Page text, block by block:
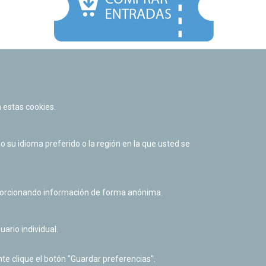
Política de cookies
Derecho de acceso a información pública
cookies.
su idioma preferido o la región en la que usted se
información de forma anónima.
individual.
clique el botón "Guardar preferencias".